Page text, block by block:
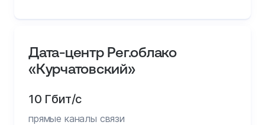
Дата-центр Рег.облако
«Курчатовский»
10 Гбит/с
прямые каналы связи